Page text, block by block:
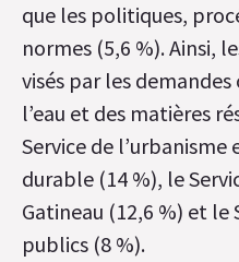
que les politiques,
normes (5,6 %). Ainsi,
visés par les
l’eau et des matières
Service de
durable (14 %), le
Gatineau (12,6 %) et le
publics (8 %).